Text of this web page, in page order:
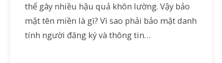
thể gây nhiều hậu quả khôn lường. Vậy bảo
mật tên miền là gì? Vì sao phải bảo mật danh
tính người đăng ký và thông tin…